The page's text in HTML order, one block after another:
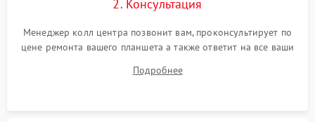
Питание и аккумулятор
2. Консультация
Менеджер колл центра позвонит вам, проконсультирует по
цене ремонта вашего планшета а также ответит на все ваши
Подробнее